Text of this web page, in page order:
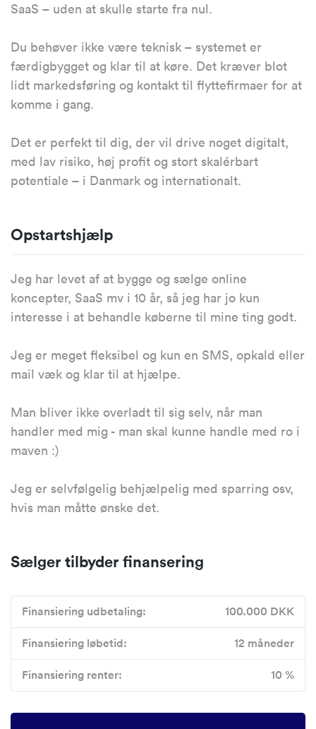
SaaS – uden at skulle starte fra nul.
Du behøver ikke være teknisk – systemet er
færdigbygget og klar til at køre. Det kræver blot
lidt markedsføring og kontakt til flyttefirmaer for at
komme i gang.
Det er perfekt til dig, der vil drive noget digitalt,
med lav risiko, høj profit og stort skalérbart
potentiale – i Danmark og internationalt.
Opstartshjælp
Jeg har levet af at bygge og sælge online
koncepter, SaaS mv i 10 år, så jeg har jo kun
interesse i at behandle køberne til mine ting godt.
Jeg er meget fleksibel og kun en SMS, opkald eller
mail væk og klar til at hjælpe.
Man bliver ikke overladt til sig selv, når man
handler med mig - man skal kunne handle med ro i
maven :)
Jeg er selvfølgelig behjælpelig med sparring osv,
hvis man måtte ønske det.
Sælger tilbyder finansering
Finansiering udbetaling: 100.000 DKK
Finansiering løbetid: 12 måneder
Finansiering renter: 10 %